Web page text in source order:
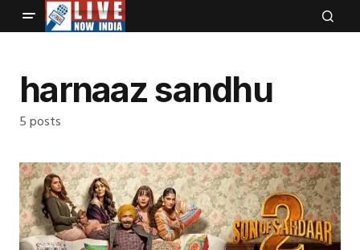
harnaaz sandhu
5 posts